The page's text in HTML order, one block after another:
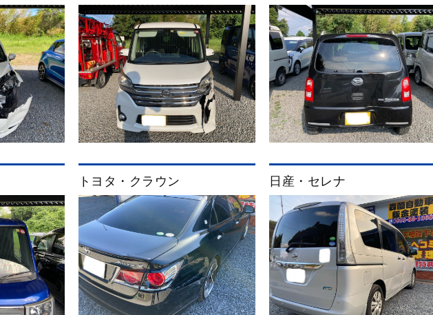
トヨタ・クラウン 日産・セレナ